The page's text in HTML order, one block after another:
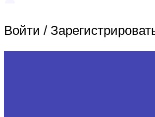
Войти /